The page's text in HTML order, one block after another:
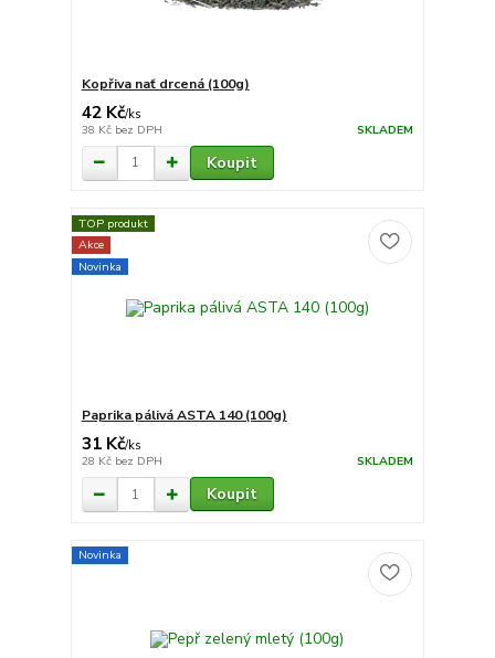
Kopřiva nať drcená (100g)
42 Kč/ks
38 Kč bez DPH SKLADEM
Koupit
TOP produkt
Akce
Novinka
Paprika pálivá ASTA 140 (100g)
31 Kč/ks
28 Kč bez DPH SKLADEM
Koupit
Novinka